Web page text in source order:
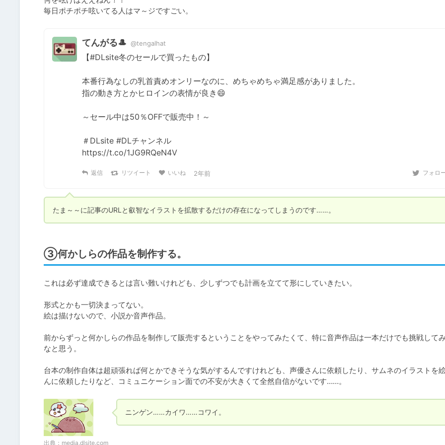
毎日ポチポチ呟いてる人はマ～ジですごい。
てんがる🎩 @tengalhat
【#DLsite冬のセールで買ったもの】
本番行為なしの乳首責めオンリーなのに、めちゃめちゃ満足感がありました。
指の動き方とかヒロインの表情が良き😄
～セール中は50％OFFで販売中！～
＃DLsite #DLチャンネル
https://t.co/1JG9RQeN4V
返信 リツイート いいね 2年前 フォロ
たま～～に記事のURLと叡智なイラストを拡散するだけの存在になってしまうのです……。
③何かしらの作品を制作する。
これは必ず達成できるとは言い難いけれども、少しずつでも計画を立てて形にしていきたい。
形式とかも一切決まってない。
絵は描けないので、小説か音声作品。
前からずっと何かしらの作品を制作して販売するということをやってみたくて、特に音声作品は一本だけでも挑戦して
なと思う。
台本の制作自体は超頑張れば何とかできそうな気がするんですけれども、声優さんに依頼したり、サムネのイラストを
んに依頼したりなど、コミュニケーション面での不安が大きくて全然自信がないです……。
出典： media.dlsite.com
ニンゲン……カイワ……コワイ。